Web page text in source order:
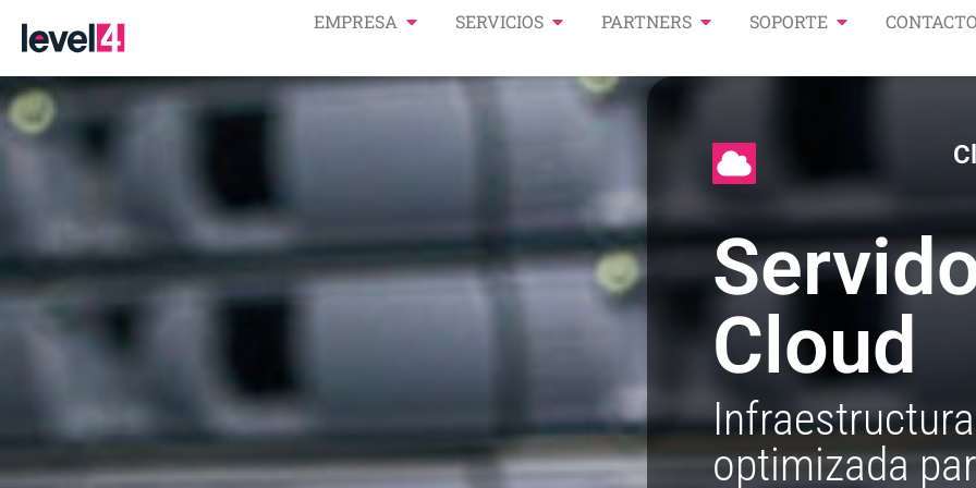
EMPRESA SERVICIOS PARTNERS SOPORTE CONTACTO
Cloud
optimizada